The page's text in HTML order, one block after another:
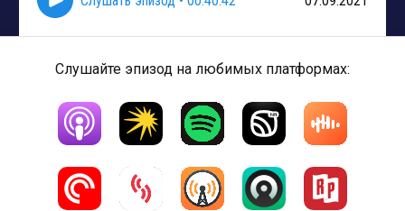
Слушайте эпизод на любимых платформах: